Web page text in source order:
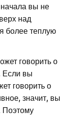
вы не
над
более теплую
говорить о
Если вы
говорить о
значит, вы
Поэтому